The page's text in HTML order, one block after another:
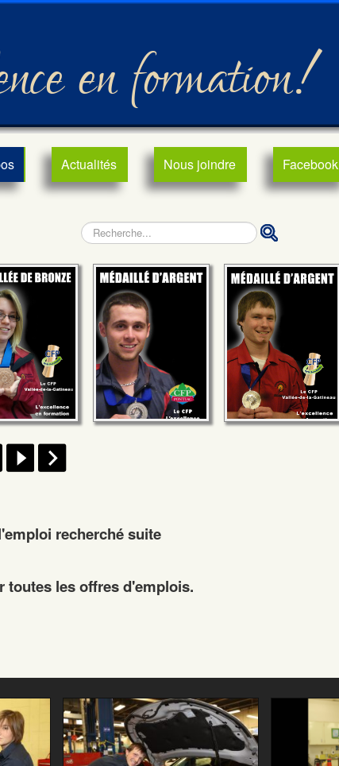
en formation!
Actualités Nous joindre Facebook
Rechercher
recherché suite
toutes les offres d'emplois.